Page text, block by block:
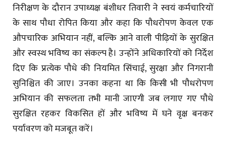
निरीक्षण के दौरान उपाध्यक्ष बंशीधर तिवारी ने स्वयं कर्मचारियों
के साथ पौधा रोपित किया और कहा कि पौधरोपण केवल एक
औपचारिक अभियान नहीं, बल्कि आने वाली पीढ़ियों के सुरक्षित
और स्वस्थ भविष्य का संकल्प है। उन्होंने अधिकारियों को निर्देश
दिए कि प्रत्येक पौधे की नियमित सिंचाई, सुरक्षा और निगरानी
सुनिश्चित की जाए। उनका कहना था कि किसी भी पौधरोपण
अभियान की सफलता तभी मानी जाएगी जब लगाए गए पौधे
सुरक्षित रहकर विकसित हों और भविष्य में घने वृक्ष बनकर
पर्यावरण को मजबूत करें।